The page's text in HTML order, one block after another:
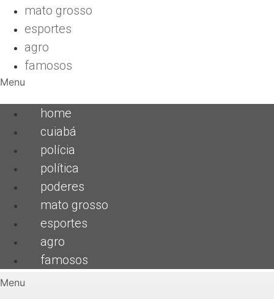
mato grosso
esportes
agro
famosos
Menu
home
cuiabá
polícia
política
poderes
mato grosso
esportes
agro
famosos
Menu